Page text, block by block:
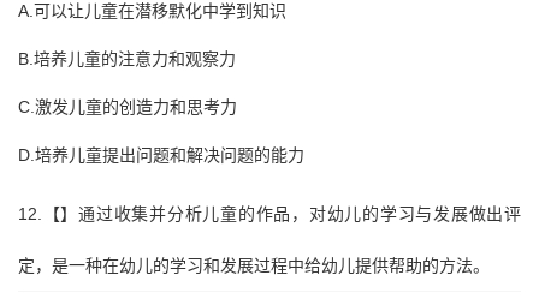
A.可以让儿童在潜移默化中学到知识
B.培养儿童的注意力和观察力
C.激发儿童的创造力和思考力
D.培养儿童提出问题和解决问题的能力
12.【】通过收集并分析儿童的作品，对幼儿的学习与发展做出评
定，是一种在幼儿的学习和发展过程中给幼儿提供帮助的方法。